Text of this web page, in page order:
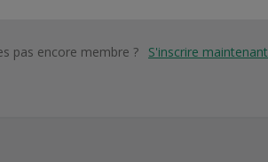
pas encore membre ? S'inscrire maintenant